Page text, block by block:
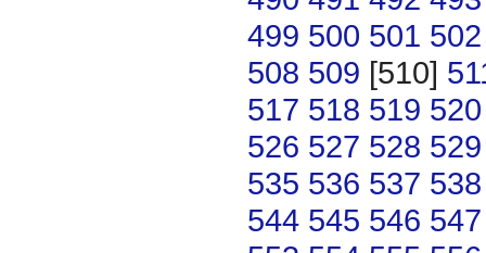
499 500 501 502
508 509 [510]
517 518 519 520
526 527 528 529
535 536 537 538
544 545 546 547